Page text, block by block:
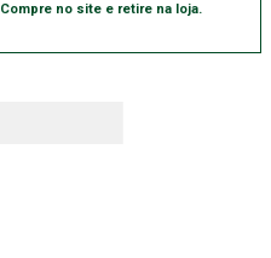
Compre no site e retire na loja.